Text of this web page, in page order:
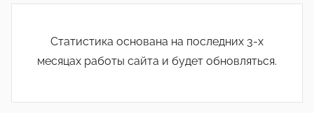
Статистика основана на последних 3-х
месяцах работы сайта и будет обновляться.